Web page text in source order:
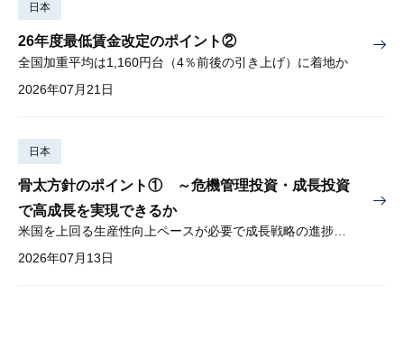
日本
26年度最低賃金改定のポイント②
全国加重平均は1,160円台（4％前後の引き上げ）に着地か
2026年07月21日
日本
骨太方針のポイント① ～危機管理投資・成長投資
で高成長を実現できるか
米国を上回る生産性向上ペースが必要で成長戦略の進捗管理も課題
2026年07月13日